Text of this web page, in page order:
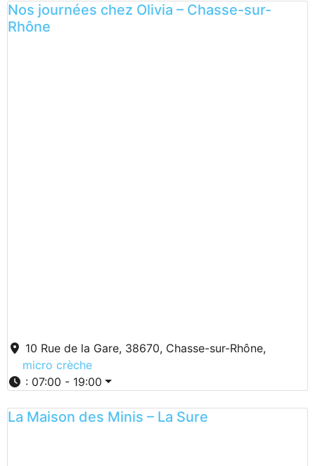
Nos journées chez Olivia – Chasse-sur-
Rhône
10 Rue de la Gare, 38670, Chasse-sur-Rhône,
micro crèche
: 07:00 - 19:00
La Maison des Minis – La Sure